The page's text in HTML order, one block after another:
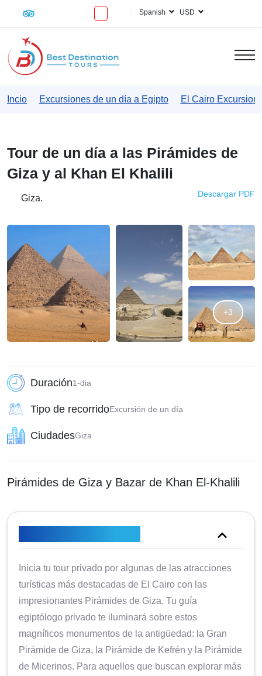
Spanish USD
Incio Excursiones de un día a Egipto El Cairo
Tour de un día a las Pirámides de
Giza y al Khan El Khalili
Giza. Descargar PDF
+3
Duración1-dia
Tipo de recorridoExcursión de un día
CiudadesGiza
Pirámides de Giza y Bazar de Khan El-Khalili
Inicia tu tour privado por algunas de las atracciones
turísticas más destacadas de El Cairo con las
impresionantes Pirámides de Giza. Tu guía
egiptólogo privado te iluminará sobre estos
magníficos monumentos de la antigüedad: la Gran
Pirámide de Giza, la Pirámide de Kefrén y la Pirámide
de Micerinos. Para aquellos que buscan explorar más